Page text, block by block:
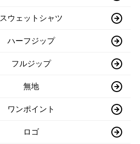
スウェットシャツ
ハーフジップ
フルジップ
無地
ワンポイント
ロゴ